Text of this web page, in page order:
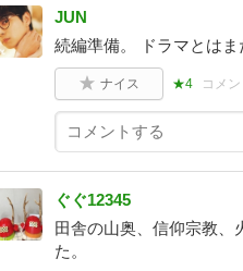
JUN
続編準備。 ドラマとは
ナイス ★4 コメ
ぐぐ12345
田舎の山奥、信仰宗教、
た。